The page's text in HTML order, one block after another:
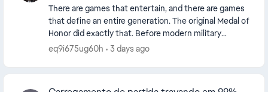
There are games that entertain, and there are games
that define an entire generation. The original Medal of
Honor did exactly that. Before modern military
shooters dominated the industry, Medal of H...
eq9i675ug60h 3 days ago